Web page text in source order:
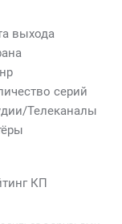
выхода
серий
Телеканалы
КП